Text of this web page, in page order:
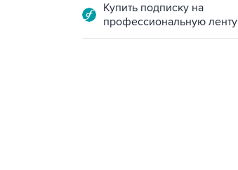
Купить подписку на
профессиональную ленту